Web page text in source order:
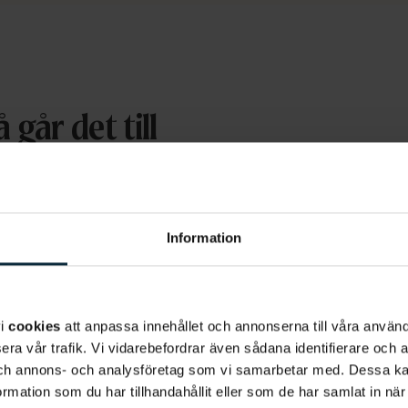
Information
cookies att anpassa innehållet och annonserna till våra
vår trafik. Vi vidarebefordrar även sådana identifierare och
annons- och analysföretag som vi samarbetar med. Dessa
som du har tillhandahållit eller som de har samlat in
går det till
kan dels förbättra din tuggförmåga och
och långsiktig investering i din mun- och
första steget att boka tid för en konsultation. Vid
Med skanningen får du se hur dina tänder skulle
dina önskemål, förutsättningar och
på vad det är för typ av problematik du
tandläkare vilken tandregleringsmetod du är
tandläkare sedan att presentera en behandlingsplan